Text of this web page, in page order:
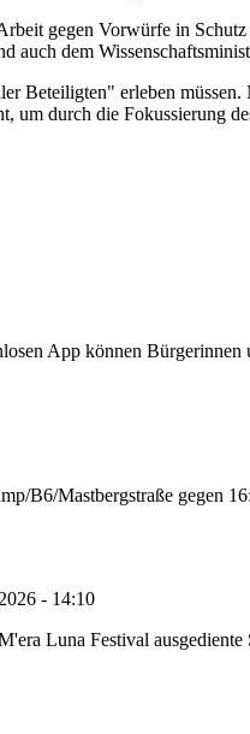
gegen Vorwürfe in
dem
Beteiligten" erleben
um durch die Fokussierung
App können
B6/Mastbergstraße gegen
- 14:10
Luna Festival